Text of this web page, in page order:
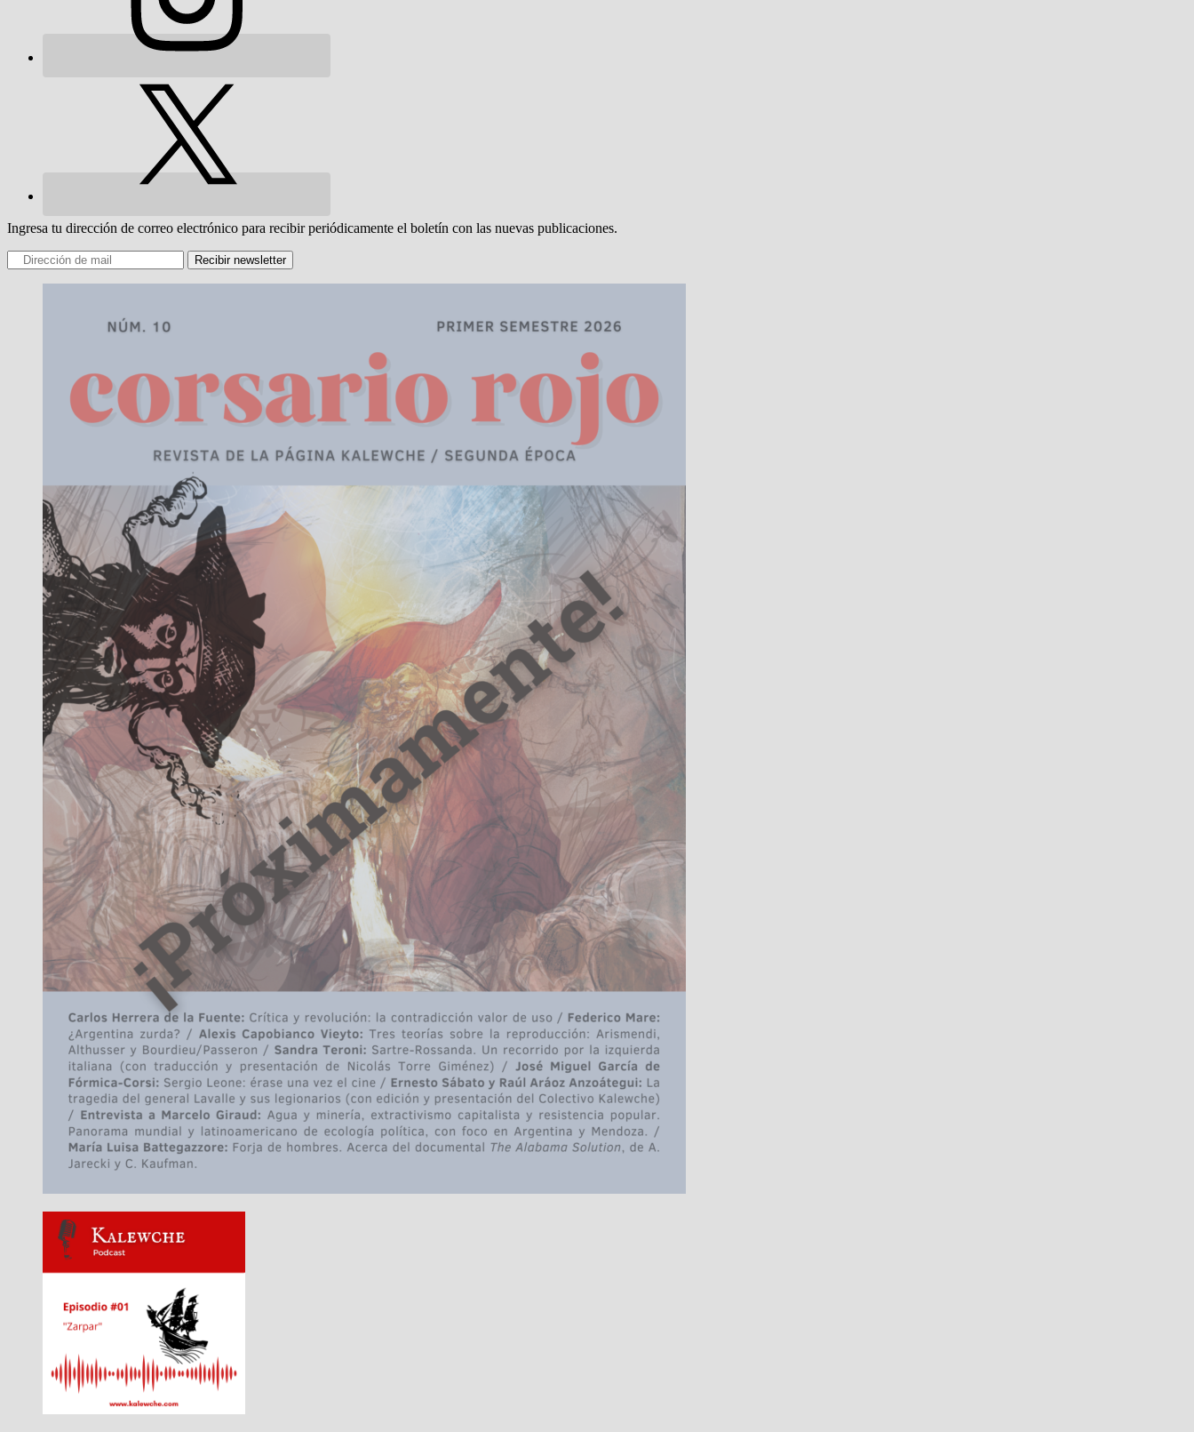
Ingresa tu dirección de correo electrónico para recibir periódicamente el boletín con las nuevas publicaciones.
Recibir newsletter